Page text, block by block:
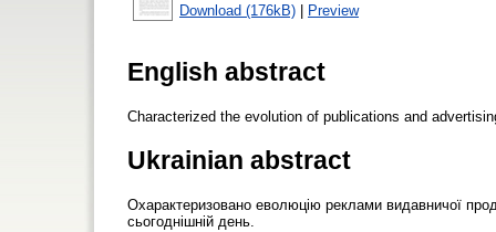
Download (176kB) | Preview
English abstract
Characterized the evolution of publications and
Ukrainian abstract
Охарактеризовано еволюцію реклами видавничої
сьогоднішній день.